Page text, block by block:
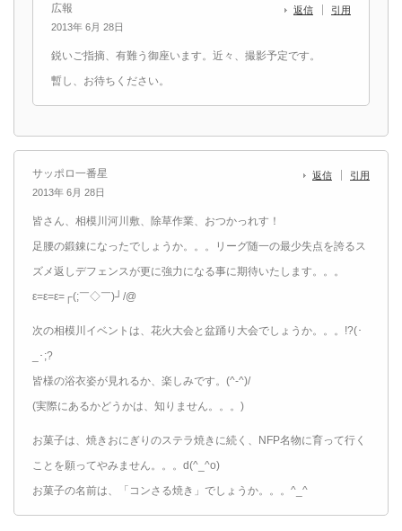
広報
2013年 6月 28日
返信 引用
鋭いご指摘、有難う御座います。近々、撮影予定です。
暫し、お待ちください。
サッポロ一番星
2013年 6月 28日
返信 引用
皆さん、相模川河川敷、除草作業、おつかっれす！
足腰の鍛錬になったでしょうか。。。リーグ随一の最少失点を誇るス
ズメ返しデフェンスが更に強力になる事に期待いたします。。。
ε=ε=ε=┌(;￣◇￣)┘/@
次の相模川イベントは、花火大会と盆踊り大会でしょうか。。。!?(･
_･;?
皆様の浴衣姿が見れるか、楽しみです。(^-^)/
(実際にあるかどうかは、知りません。。。)
お菓子は、焼きおにぎりのステラ焼きに続く、NFP名物に育って行く
ことを願ってやみません。。。d(^_^o)
お菓子の名前は、「コンさる焼き」でしょうか。。。^_^